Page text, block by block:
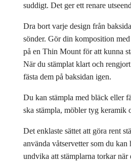
suddigt. Det ger ett renare
Dra bort varje design från
sönder. Gör din komposition
på en Thin Mount för att kunna
När du stämplat klart och
fästa dem på baksidan igen.
Du kan stämpla med bläck eller
ska stämpla, möbler tyg keramik
Det enklaste sättet att göra rent
använda våtservetter som du kan
undvika att stämplarna torkar när